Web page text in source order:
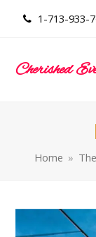
1-713-933-
Cherished
Home »